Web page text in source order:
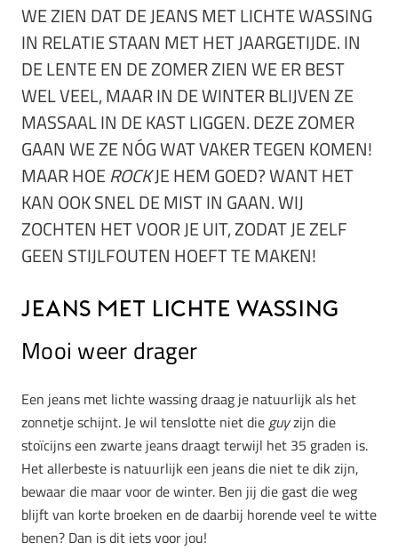
WE ZIEN DAT DE JEANS MET LICHTE WASSING
IN RELATIE STAAN MET HET JAARGETIJDE. IN
DE LENTE EN DE ZOMER ZIEN WE ER BEST
WEL VEEL, MAAR IN DE WINTER BLIJVEN ZE
MASSAAL IN DE KAST LIGGEN. DEZE ZOMER
GAAN WE ZE NÓG WAT VAKER TEGEN KOMEN!
MAAR HOEROCKJE HEM GOED? WANT HET
KAN OOK SNEL DE MIST IN GAAN. WIJ
ZOCHTEN HET VOOR JE UIT, ZODAT JE ZELF
GEEN STIJLFOUTEN HOEFT TE MAKEN!
Jeans met lichte wassing
Mooi weer drager
Een jeans met lichte wassing draag je natuurlijk als het
zonnetje schijnt. Je wil tenslotte niet dieguyzijn die
stoïcijns een zwarte jeans draagt terwijl het 35 graden is.
Het allerbeste is natuurlijk een jeans die niet te dik zijn,
bewaar die maar voor de winter. Ben jij die gast die weg
blijft van korte broeken en de daarbij horende veel te witte
benen? Dan is dit iets voor jou!